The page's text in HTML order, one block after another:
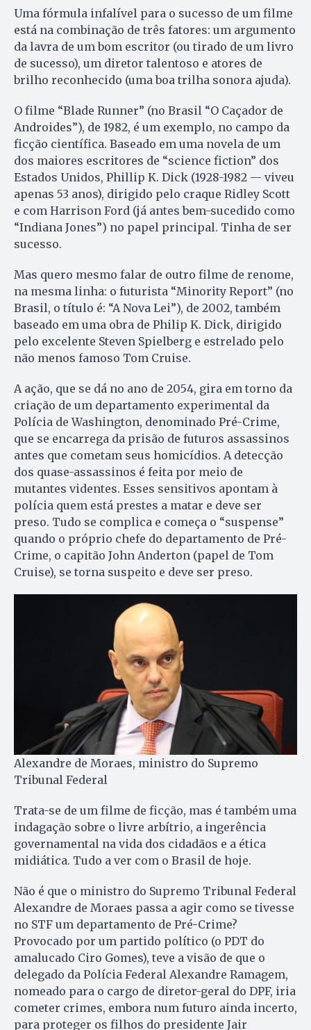
Uma fórmula infalível para o sucesso de um filme
está na combinação de três fatores: um argumento
da lavra de um bom escritor (ou tirado de um livro
de sucesso), um diretor talentoso e atores de
brilho reconhecido (uma boa trilha sonora ajuda).
O filme “Blade Runner” (no Brasil “O Caçador de
Androides”), de 1982, é um exemplo, no campo da
ficção científica. Baseado em uma novela de um
dos maiores escritores de “science fiction” dos
Estados Unidos, Phillip K. Dick (1928-1982 — viveu
apenas 53 anos), dirigido pelo craque Ridley Scott
e com Harrison Ford (já antes bem-sucedido como
“Indiana Jones”) no papel principal. Tinha de ser
sucesso.
Mas quero mesmo falar de outro filme de renome,
na mesma linha: o futurista “Minority Report” (no
Brasil, o título é: “A Nova Lei”), de 2002, também
baseado em uma obra de Philip K. Dick, dirigido
pelo excelente Steven Spielberg e estrelado pelo
não menos famoso Tom Cruise.
A ação, que se dá no ano de 2054, gira em torno da
criação de um departamento experimental da
Polícia de Washington, denominado Pré-Crime,
que se encarrega da prisão de futuros assassinos
antes que cometam seus homicídios. A detecção
dos quase-assassinos é feita por meio de
mutantes videntes. Esses sensitivos apontam à
polícia quem está prestes a matar e deve ser
preso. Tudo se complica e começa o “suspense”
quando o próprio chefe do departamento de Pré-
Crime, o capitão John Anderton (papel de Tom
Cruise), se torna suspeito e deve ser preso.
Alexandre de Moraes, ministro do Supremo
Tribunal Federal
Trata-se de um filme de ficção, mas é também uma
indagação sobre o livre arbítrio, a ingerência
governamental na vida dos cidadãos e a ética
midiática. Tudo a ver com o Brasil de hoje.
Não é que o ministro do Supremo Tribunal Federal
Alexandre de Moraes passa a agir como se tivesse
no STF um departamento de Pré-Crime?
Provocado por um partido político (o PDT do
amalucado Ciro Gomes), teve a visão de que o
delegado da Polícia Federal Alexandre Ramagem,
nomeado para o cargo de diretor-geral do DPF, iria
cometer crimes, embora num futuro ainda incerto,
para proteger os filhos do presidente Jair